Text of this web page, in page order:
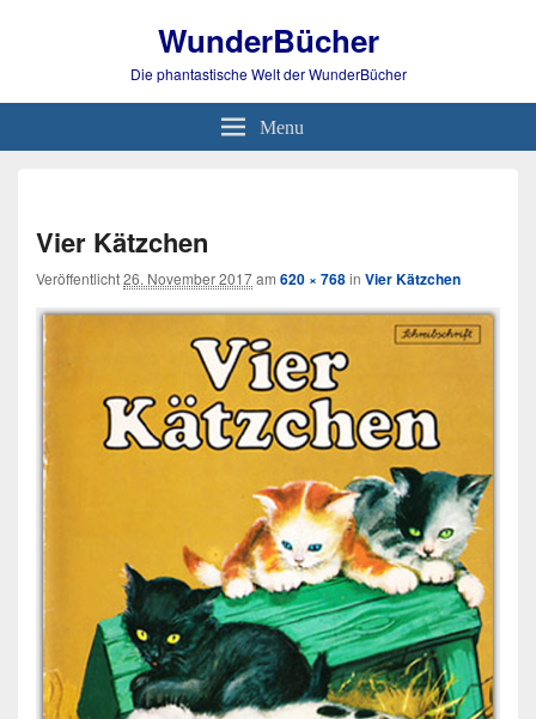
WunderBücher
Die phantastische Welt der WunderBücher
Menu
Vier Kätzchen
Veröffentlicht26. November 2017am 620 × 768in Vier Kätzchen